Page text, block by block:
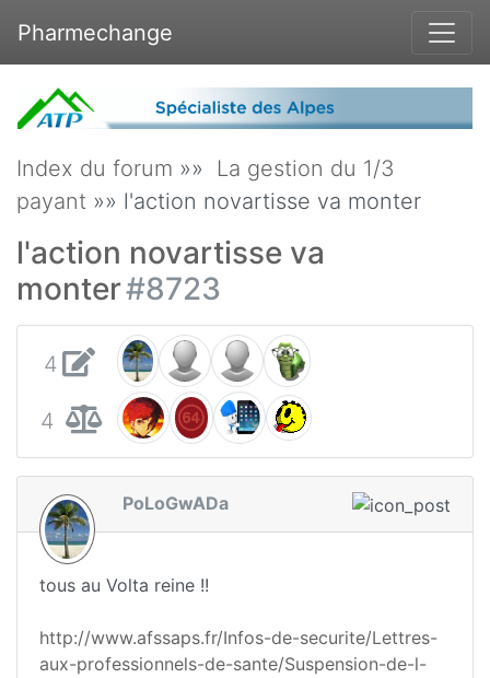
Pharmechange
Index du forum »» La gestion du 1/3
payant »» l'action novartisse va monter
l'action novartisse va
monter#8723
4
4
PoLoGwADa
tous au Volta reine !!
http://www.afssaps.fr/Infos-de-securite/Lettres-
aux-professionnels-de-sante/Suspension-de-l-